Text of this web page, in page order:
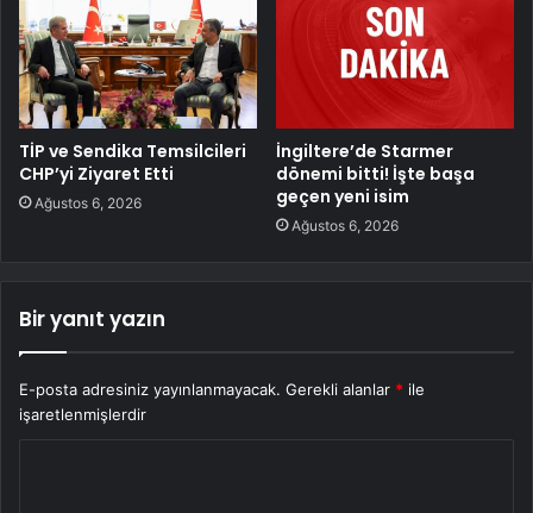
TİP ve Sendika Temsilcileri
CHP’yi Ziyaret Etti
Ağustos 6, 2026
İngiltere’de Starmer
dönemi bitti! İşte başa
geçen yeni isim
Ağustos 6, 2026
Bir yanıt yazın
E-posta adresiniz yayınlanmayacak. Gerekli alanlar * ile
işaretlenmişlerdir